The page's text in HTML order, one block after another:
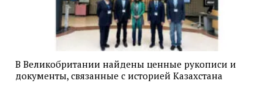
В Великобритании найдены ценные рукописи и
документы, связанные с историей Казахстана